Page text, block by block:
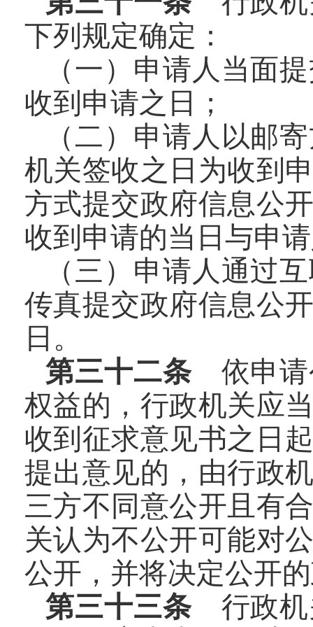
下列规定确定：
（一）申请人当面
收到申请之日；
（二）申请人以邮
机关签收之日为收到
方式提交政府信息公
收到申请的当日与申
（三）申请人通过
传真提交政府信息公
日。
第三十二条依申请
权益的，行政机关应
收到征求意见书之日
提出意见的，由行政
三方不同意公开且有
关认为不公开可能对
公开，并将决定公开
第三十三条行政机